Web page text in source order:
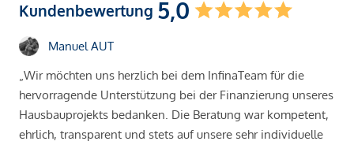
Kundenbewertung 5,0
Manuel AUT
„Wir möchten uns herzlich bei dem InfinaTeam für die
hervorragende Unterstützung bei der Finanzierung unseres
Hausbauprojekts bedanken. Die Beratung war kompetent,
ehrlich, transparent und stets auf unsere sehr individuelle